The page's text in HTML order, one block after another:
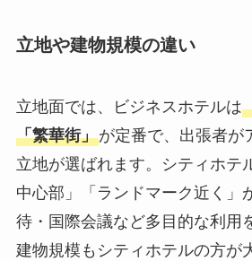
立地や建物規模の違い
立地面では、ビジネスホテルは
「繁華街」が定番で、出張者が
立地が選ばれます。シティホテ
中心部」「ランドマーク近く」
待・国際会議など多目的な利用
建物規模もシティホテルの方が